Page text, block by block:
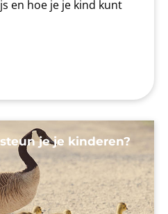
en hoe je je kind kunt
je je kinderen?